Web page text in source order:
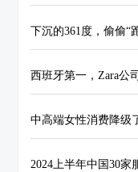
下沉的361度，偷偷“
西班牙第一，Zara公
中高端女性消费降级
2024上半年中国30家